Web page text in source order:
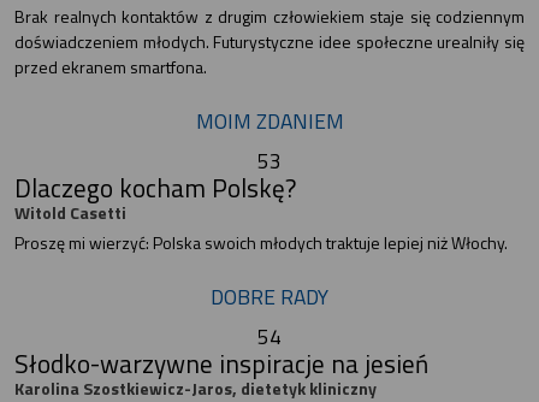
Brak realnych kontaktów z drugim człowiekiem staje się codziennym
doświadczeniem młodych. Futurystyczne idee społeczne urealniły się
przed ekranem smartfona.
MOIM ZDANIEM
53
Dlaczego kocham Polskę?
Witold Casetti
Proszę mi wierzyć: Polska swoich młodych traktuje lepiej niż Włochy.
DOBRE RADY
54
Słodko-warzywne inspiracje na jesień
Karolina Szostkiewicz-Jaros, dietetyk kliniczny